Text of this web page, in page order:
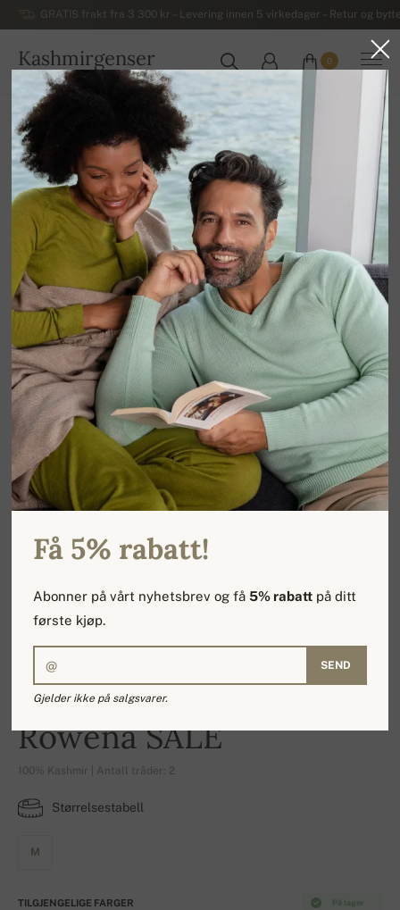
GRATIS frakt fra 3 300 kr – Levering innen 5 virkedager – Retur og
Kashmirgenser
NORGE
0
Hjem
-14%
Rowena SALE
100% Kashmir | Antall tråder: 2
Størrelsestabell
M
På lager
TILGJENGELIGE FARGER
Få 5% rabatt!
Abonner på vårt nyhetsbrev og få5% rabatt på ditt
første kjøp.
SEND
Gjelder ikke på salgsvarer.